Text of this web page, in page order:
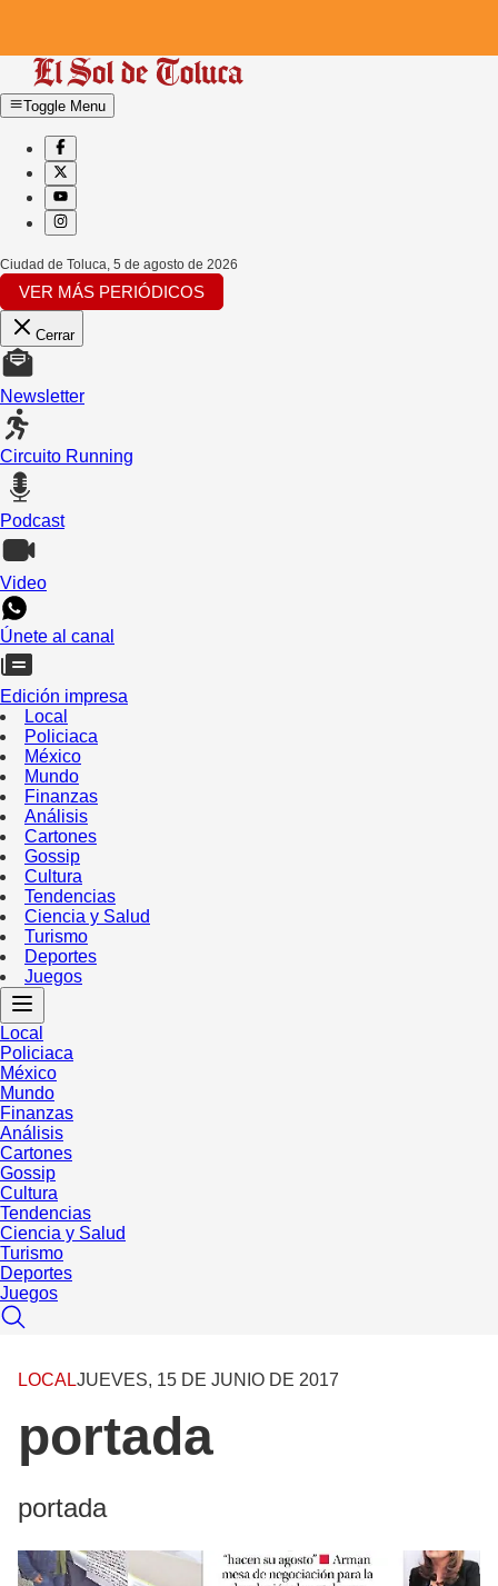
Toggle Menu
Ciudad de Toluca 5 de agosto de 2026
VER MÁS PERIÓDICOS
Cerrar
Newsletter
Circuito Running
Podcast
Video
Únete al canal
Edición impresa
Local
Policiaca
México
Mundo
Finanzas
Análisis
Cartones
Gossip
Cultura
Tendencias
Ciencia y Salud
Turismo
Deportes
Juegos
Local
Policiaca
México
Mundo
Finanzas
Análisis
Cartones
Gossip
Cultura
Tendencias
Ciencia y Salud
Turismo
Deportes
Juegos
LOCALJUEVES, 15 DE JUNIO DE 2017
portada
portada